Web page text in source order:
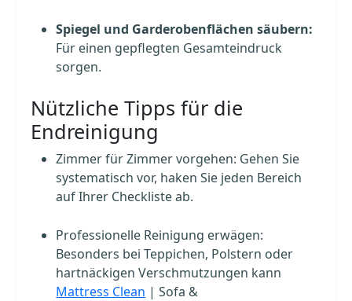
Spiegel und Garderobenflächen säubern:
Für einen gepflegten Gesamteindruck
sorgen.
Nützliche Tipps für die
Endreinigung
Zimmer für Zimmer vorgehen: Gehen Sie
systematisch vor, haken Sie jeden Bereich
auf Ihrer Checkliste ab.
Professionelle Reinigung erwägen:
Besonders bei Teppichen, Polstern oder
hartnäckigen Verschmutzungen kann
Mattress Clean | Sofa &